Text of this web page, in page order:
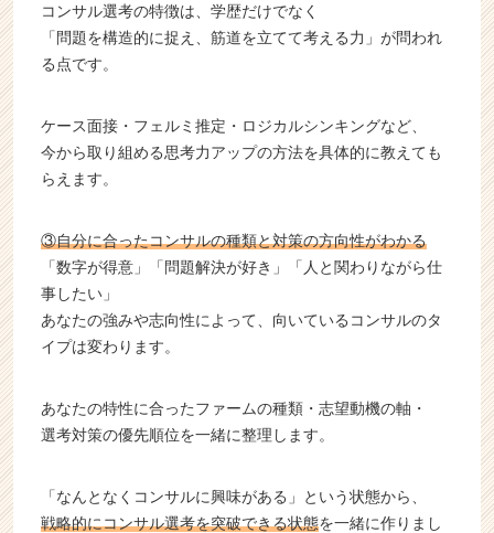
コンサル選考の特徴は、学歴だけでなく
「問題を構造的に捉え、筋道を立てて考える力」が問われ
る点です。
ケース面接・フェルミ推定・ロジカルシンキングなど、
今から取り組める思考力アップの方法を具体的に教えても
らえます。
③自分に合ったコンサルの種類と対策の方向性がわかる
「数字が得意」「問題解決が好き」「人と関わりながら仕
事したい」
あなたの強みや志向性によって、向いているコンサルのタ
イプは変わります。
あなたの特性に合ったファームの種類・志望動機の軸・
選考対策の優先順位を一緒に整理します。
「なんとなくコンサルに興味がある」という状態から、
戦略的にコンサル選考を突破できる状態を一緒に作りまし